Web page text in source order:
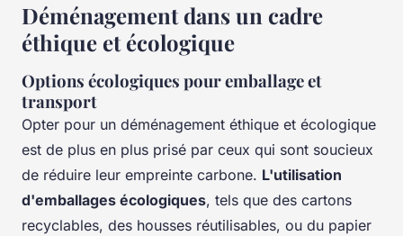
Déménagement dans un cadre
éthique et écologique
Options écologiques pour emballage et
transport
Opter pour un déménagement éthique et écologique
est de plus en plus prisé par ceux qui sont soucieux
de réduire leur empreinte carbone. L'utilisation
d'emballages écologiques, tels que des cartons
recyclables, des housses réutilisables, ou du papier